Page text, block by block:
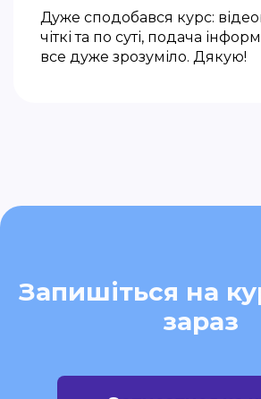
Дуже сподобався курс:
чіткі та по суті, подача
все дуже зрозуміло. Дякую!
Запишіться на
зараз